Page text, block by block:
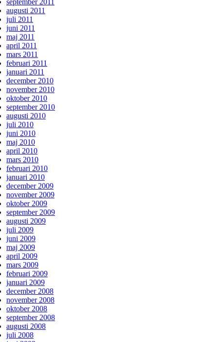
augusti 2011
juli 2011
juni 2011
maj 2011
april 2011
mars 2011
februari 2011
januari 2011
december 2010
november 2010
oktober 2010
september 2010
augusti 2010
juli 2010
juni 2010
maj 2010
april 2010
mars 2010
februari 2010
januari 2010
december 2009
november 2009
oktober 2009
september 2009
augusti 2009
juli 2009
juni 2009
maj 2009
april 2009
mars 2009
februari 2009
januari 2009
december 2008
november 2008
oktober 2008
september 2008
augusti 2008
juli 2008